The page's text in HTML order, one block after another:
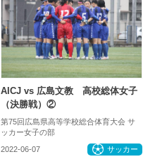
AICJ vs 広島文教 高校総体女子
（決勝戦）②
第75回広島県高等学校総合体育大会 サ
ッカー女子の部
2022-06-07 サッカー